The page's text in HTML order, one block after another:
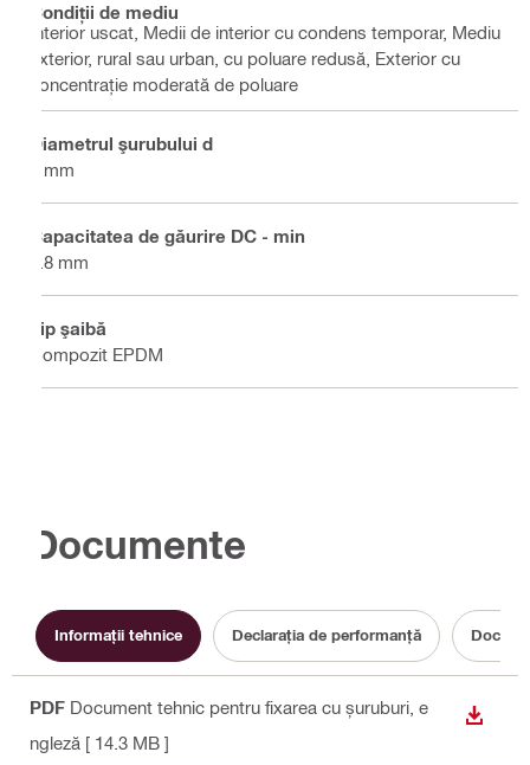
Condiții de mediu
Interior uscat, Medii de interior cu condens temporar, Mediu
exterior, rural sau urban, cu poluare redusă, Exterior cu
concentrație moderată de poluare
Diametrul şurubului d
6 mm
Capacitatea de găurire DC - min
0.8 mm
Tip şaibă
Compozit EPDM
Documente
Informaţii tehnice Declarația de performanță
PDF Document tehnic pentru fixarea cu șuruburi , e
ngleză [ 14.3 MB ]